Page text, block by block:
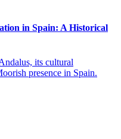
in Spain: A Historical
its cultural
presence in Spain.